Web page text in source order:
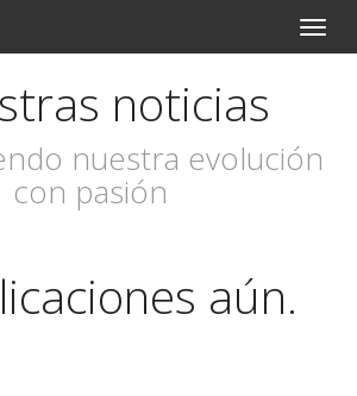
noticias
nuestra evolución
con pasión
aún.